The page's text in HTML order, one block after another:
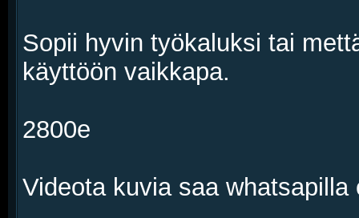
Sopii hyvin työkaluksi tai
käyttöön vaikkapa.
2800e
Videota kuvia saa whatsapilla